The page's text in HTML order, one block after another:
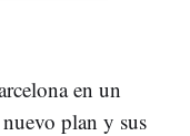
en un
plan y sus